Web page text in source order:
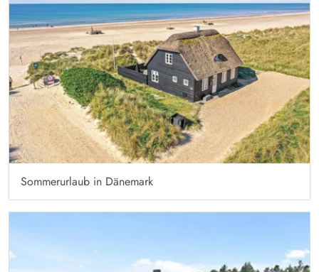
Sommerurlaub in Dänemark